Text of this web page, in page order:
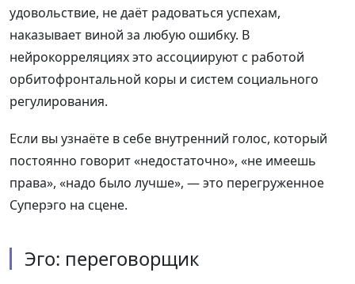
удовольствие, не даёт радоваться успехам,
наказывает виной за любую ошибку. В
нейрокорреляциях это ассоциируют с работой
орбитофронтальной коры и систем социального
регулирования.
Если вы узнаёте в себе внутренний голос, который
постоянно говорит «недостаточно», «не имеешь
права», «надо было лучше», — это перегруженное
Суперэго на сцене.
Эго: переговорщик